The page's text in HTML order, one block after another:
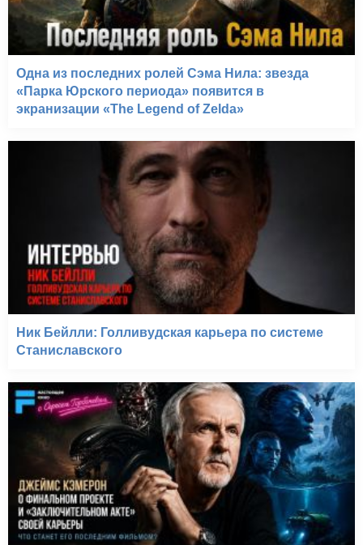
Одна из последних ролей Сэма Нила: звезда
«Парка Юрского периода» появится в
экранизации «The Legend of Zelda»
Ник Бейлли: Голливудская карьера по системе
Станиславского